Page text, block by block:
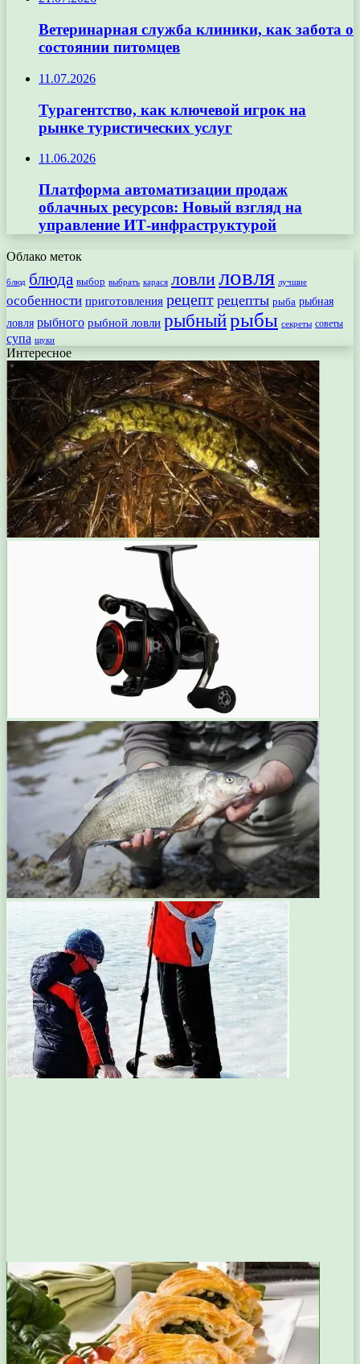
Ветеринарная служба клиники, как забота о
состоянии питомцев
11.07.2026
Турагентство, как ключевой игрок на
рынке туристических услуг
11.06.2026
Платформа автоматизации продаж
облачных ресурсов: Новый взгляд на
управление ИТ-инфраструктурой
Облако меток
блюд блюда выбор выбрать карася ловлиловля лучшие
особенности приготовления рецепт рецепты рыба рыбная
ловля рыбного рыбной ловли рыбныйрыбы секреты советы
супа щуки
Интересное